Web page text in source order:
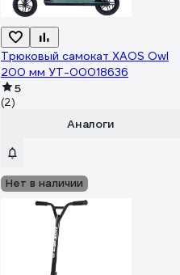
Трюковый самокат XAOS Owl
200 мм УТ-00018636
5
(2)
Аналоги
Нет в наличии